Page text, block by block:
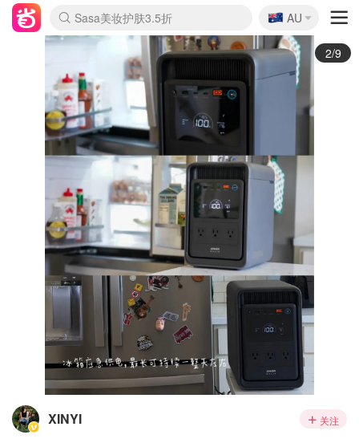
lululemon折扣上新
Sasa美妆护肤3.5折
SSENSE年中2.5折
FreshBeauty好价汇总
Cettire降价+叠9折
WWS Coles超市实拍
viagogo二手票捡漏
Myer超级周末
The Outnet奢牌1折起
David Jones 3折起
Flannels大牌1折
Perfumes Club护肤1折
AMIRO面罩$251
Amazon折扣汇总
eToro入金$200送$50
Amazon数码好物
ICONIC本周7.5折
ThedoubleF高奢地板价
Moose Knuckles 6折
丝芙兰5折起
EUFY摄像头$98
Selenichast首饰2折
Trip机票酒店促销
YSL送5件彩妆礼
Amazon家居好物
Amazon美妆护肤
雅漾大喷$8
过敏原检测盒$33
伊索独家赠50ml沐浴露
科颜氏高保湿面霜$29
SEALIFE海洋馆门票6折
丝塔芙大白罐$16
订阅Newsletter送香薰
Cult Beauty 6.8折
Harrods圣诞日历$525
LN-CC奢牌私促3折
d'Alba空姐喷雾$16
EVE LOM套装£56
Bernardelli独家4折
Adore Beauty 6折起
CT圣诞日历
Mytheresa奢品2.7折
Luxury Escapes 9折
Currentbody美容仪$881
MOON Garden Live
Roborock扫地机$649
Tingo Life水杯$24
Valentino官网5折
CR洗护套装$23
修丽可4件套$159
Myer彩妆2件7折
GANNI官网4.5折
Stylevana韩妆4折
Tessabit高奢8.5折
OGX洗发水$11
Amazon阿德莱德次日达
卡诗8.5折+赠礼
Philips Hue灯具8折
🇦🇺
AU
3/9
XINYI 关注